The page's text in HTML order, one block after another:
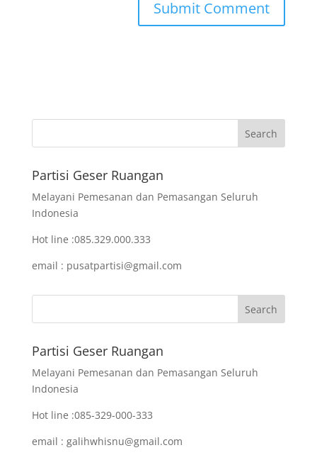
Partisi Geser Ruangan
Melayani Pemesanan dan Pemasangan Seluruh
Indonesia
Hot line :085.329.000.333
email : pusatpartisi@gmail.com
Partisi Geser Ruangan
Melayani Pemesanan dan Pemasangan Seluruh
Indonesia
Hot line :085-329-000-333
email : galihwhisnu@gmail.com